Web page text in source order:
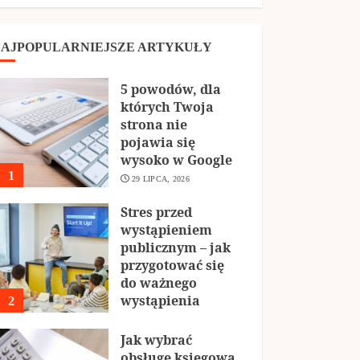
ARTYKUŁY
1
5 powodów, dla
których Twoja
strona nie
pojawia się
wysoko w Google
29 LIPCA, 2026
2
Stres przed
wystąpieniem
publicznym – jak
przygotować się
do ważnego
wystąpienia
Jak wybrać